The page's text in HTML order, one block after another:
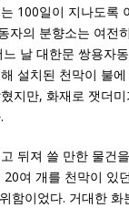
100일이 지나도록
자의 분향소는 여전
날 대한문 쌍용자
설치된 천막이 불
지만, 화재로 잿더
뒤져 쓸 만한 물건
여 개를 천막이 있
함이었다. 거대한